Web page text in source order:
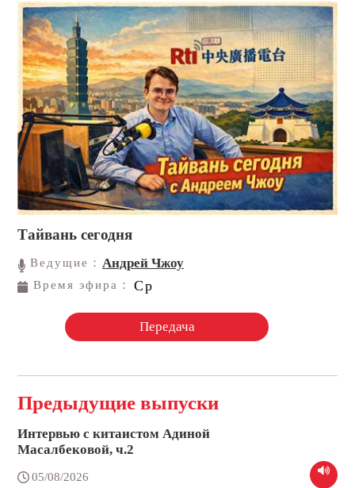
Тайвань сегодня
Ведущие： Андрей Чжоу
Время эфира： Ср
Передача
Предыдущие выпуски
Интервью с китаистом Адиной
Масалбековой, ч.2
05/08/2026